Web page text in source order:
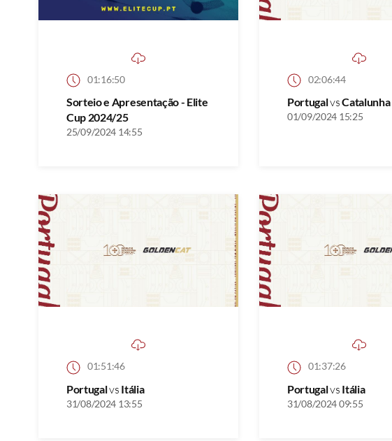
01:16:50
Sorteio e Apresentação - Elite
Cup 2024/25
25/09/2024 14:55
02:06:44
PortugalvsCatalunha
01/09/2024 15:25
01:51:46
Portugalvs Itália
31/08/2024 13:55
01:37:26
Portugalvs Itália
31/08/2024 09:55